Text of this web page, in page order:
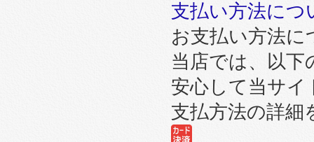
支払い方法につ
お支払い方法に
当店では、以
安心して当サイ
支払方法の詳細